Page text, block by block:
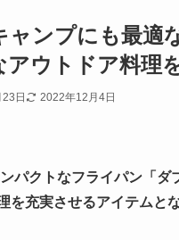
ャンプにも最適
アウトドア料理
日 2022年12月4日
パクトなフライパン「
を充実させるアイテムと